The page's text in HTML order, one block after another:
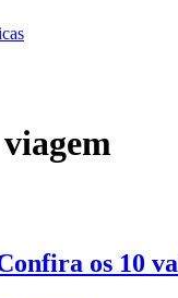
viagem
os 10